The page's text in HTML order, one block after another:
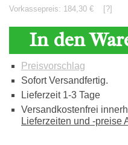
Vorkassepreis: 184,30 € [?]
In den
Preisvorschlag
Sofort Versandfertig.
Lieferzeit 1-3 Tage
Versandkostenfrei
Lieferzeiten und -preise